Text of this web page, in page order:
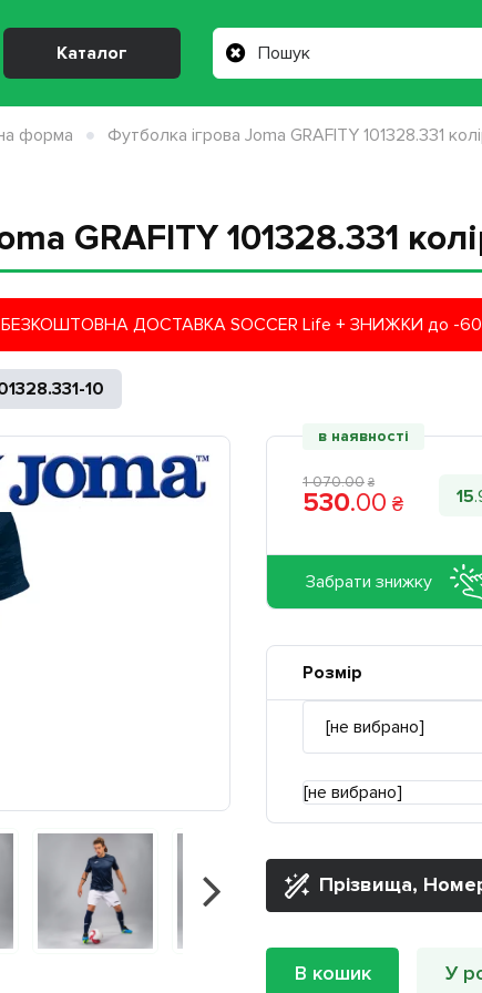
GRAFITY 101328.331
БЕЗКОШТОВНА ДОСТАВКА SOCCER Life + ЗНИЖКИ до -
10
в наявності
1 070.00 ₴
530.00 ₴ 15.
Забрати знижку
Розмір
[не вибрано]
Прізвища,
В кошик У
Каталог
форма Футболка ігрова Joma GRAFITY 101328.331